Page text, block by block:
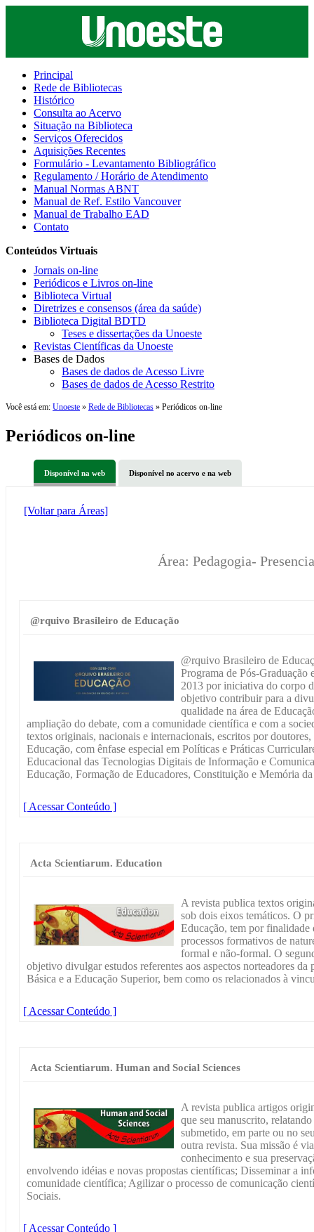
Principal
Rede de Bibliotecas
Histórico
Consulta ao Acervo
Situação na Biblioteca
Serviços Oferecidos
Aquisições Recentes
Formulário - Levantamento Bibliográfico
Regulamento / Horário de Atendimento
Manual Normas ABNT
Manual de Ref. Estilo Vancouver
Manual de Trabalho EAD
Contato
Conteúdos Virtuais
Jornais on-line
Periódicos e Livros on-line
Biblioteca Virtual
Diretrizes e consensos (área da saúde)
Biblioteca Digital BDTD
Teses e dissertações da Unoeste
Revistas Científicas da Unoeste
Bases de Dados
Bases de dados de Acesso Livre
Bases de dados de Acesso Restrito
Você está em: Unoeste » Rede de Bibliotecas » Periódicos on-line
Periódicos on-line
Disponível na web Disponível no acervo e na web
[Voltar para Áreas]
Área: Pedagogia-
@rquivo Brasileiro de Educação
@rquivo Brasileiro de
Programa de Pós-
2013 por iniciativa do corpo
objetivo contribuir para a
qualidade na área de
ampliação do debate, com a comunidade científica e com a
textos originais, nacionais e internacionais, escritos por doutores,
Educação, com ênfase especial em Políticas e Práticas
Educacional das Tecnologias Digitais de Informação e
Educação, Formação de Educadores, Constituição e Memória
[ Acessar Conteúdo ]
Acta Scientiarum. Education
A revista publica textos
sob dois eixos temáticos. O
Educação, tem por finalidade
processos formativos de
formal e não-formal. O
objetivo divulgar estudos referentes aos aspectos norteadores
Básica e a Educação Superior, bem como os relacionados à
[ Acessar Conteúdo ]
Acta Scientiarum. Human and Social Sciences
A revista publica artigos
que seu manuscrito,
submetido, em parte ou no
outra revista. Sua missão é
conhecimento e sua
envolvendo idéias e novas propostas científicas; Disseminar a
comunidade científica; Agilizar o processo de comunicação
Sociais.
[ Acessar Conteúdo ]